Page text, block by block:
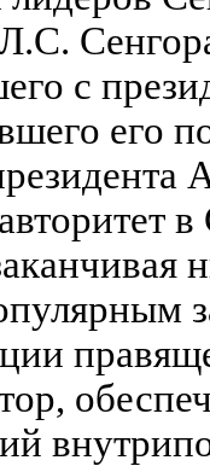
с
его